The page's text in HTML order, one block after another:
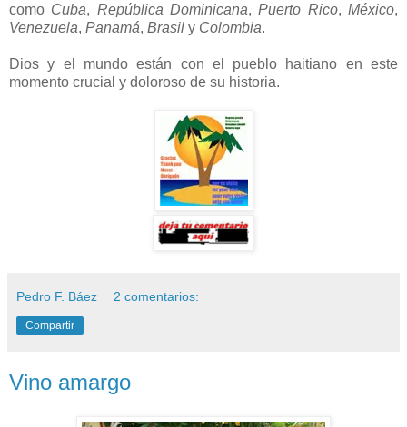
como Cuba, República Dominicana,Puerto Rico,México,
Venezuela, Panamá, Brasil y Colombia.
Dios y el mundo están con el pueblo haitiano en este
momento crucial y doloroso de su historia.
Pedro F. Báez 2 comentarios:
Compartir
Vino amargo